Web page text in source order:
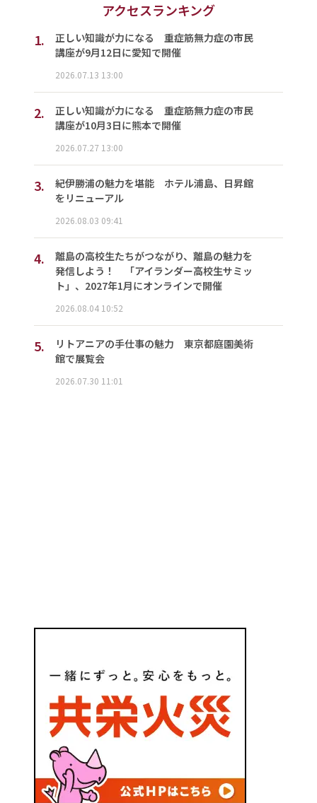
アクセスランキング
1.
正しい知識が力になる 重症筋無力症の市民
講座が9月12日に愛知で開催
2026.07.13 13:00
2.
正しい知識が力になる 重症筋無力症の市民
講座が10月3日に熊本で開催
2026.07.27 13:00
3.
紀伊勝浦の魅力を堪能 ホテル浦島、日昇館
をリニューアル
2026.08.03 09:41
4.
離島の高校生たちがつながり、離島の魅力を
発信しよう！ 「アイランダー高校生サミッ
ト」、2027年1月にオンラインで開催
2026.08.04 10:52
5.
リトアニアの手仕事の魅力 東京都庭園美術
館で展覧会
2026.07.30 11:01